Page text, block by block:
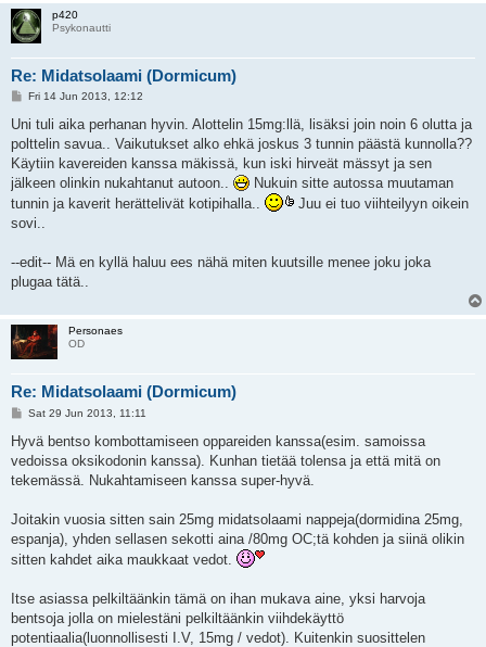
p420
Psykonautti
Re: Midatsolaami (Dormicum)
P
s
Fri 14 Jun 2013, 12:12
Uni tuli aika perhanan hyvin. Alottelin 15mg:llä, lisäksi join noin 6 olutta ja
polttelin savua.. Vaikutukset alko ehkä joskus 3 tunnin päästä kunnolla??
Käytiin kavereiden kanssa mäkissä, kun iski hirveät mässyt ja sen
jälkeen olinkin nukahtanut autoon..
Nukuin sitte autossa muutaman
tunnin ja kaverit herättelivät kotipihalla..
Juu ei tuo viihteilyyn oikein
sovi..
--edit-- Mä en kyllä haluu ees nähä miten kuutsille menee joku joka
plugaa tätä..
Personaes
OD
Re: Midatsolaami (Dormicum)
P
s
t
Sat 29 Jun 2013, 11:11
Hyvä bentso kombottamiseen oppareiden kanssa(esim. samoissa
vedoissa oksikodonin kanssa). Kunhan tietää tolensa ja että mitä on
tekemässä. Nukahtamiseen kanssa super-hyvä.
Joitakin vuosia sitten sain 25mg midatsolaami nappeja(dormidina 25mg,
espanja), yhden sellasen sekotti aina /80mg OC;tä kohden ja siinä olikin
sitten kahdet aika maukkaat vedot.
Itse asiassa pelkiltäänkin tämä on ihan mukava aine, yksi harvoja
bentsoja jolla on mielestäni pelkiltäänkin viihdekäyttö
potentiaalia(luonnollisesti I.V, 15mg / vedot). Kuitenkin suosittelen